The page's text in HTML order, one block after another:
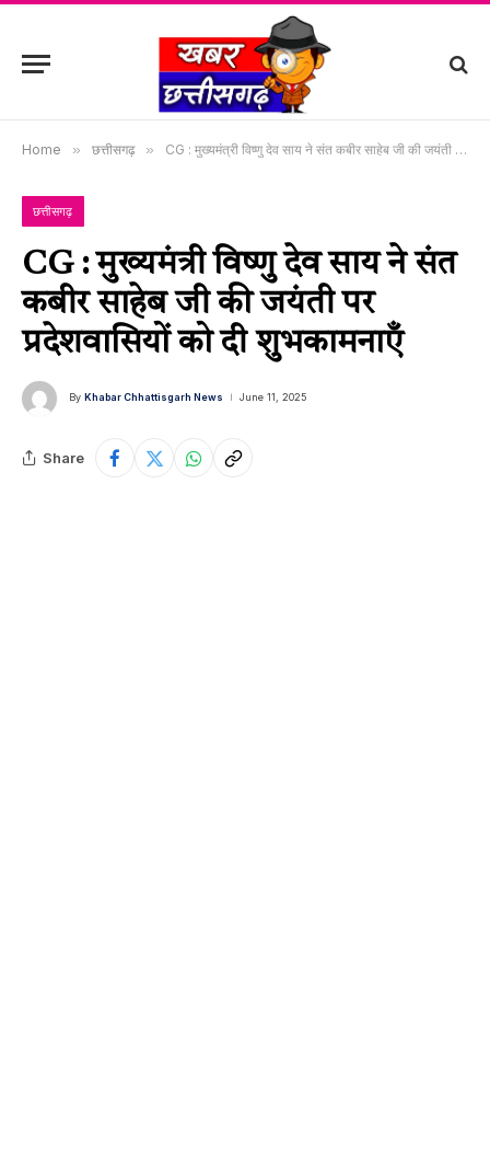
Home » छत्तीसगढ़ » CG : मुख्यमंत्री विष्णु देव साय ने संत कबीर साहेब जी की जयंती पर प्रदेशवासियों को दी शुभकामनाएँ
छत्तीसगढ़
CG : मुख्यमंत्री विष्णु देव साय ने संत
कबीर साहेब जी की जयंती पर
प्रदेशवासियों को दी शुभकामनाएँ
By Khabar Chhattisgarh News June 11, 2025
Share